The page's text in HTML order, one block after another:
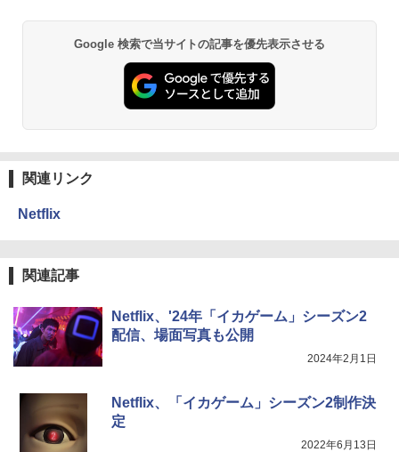
Google 検索で当サイトの記事を優先表示させる
関連リンク
Netflix
関連記事
Netflix、'24年「イカゲーム」シーズン2
配信、場面写真も公開
2024年2月1日
Netflix、「イカゲーム」シーズン2制作決
定
2022年6月13日